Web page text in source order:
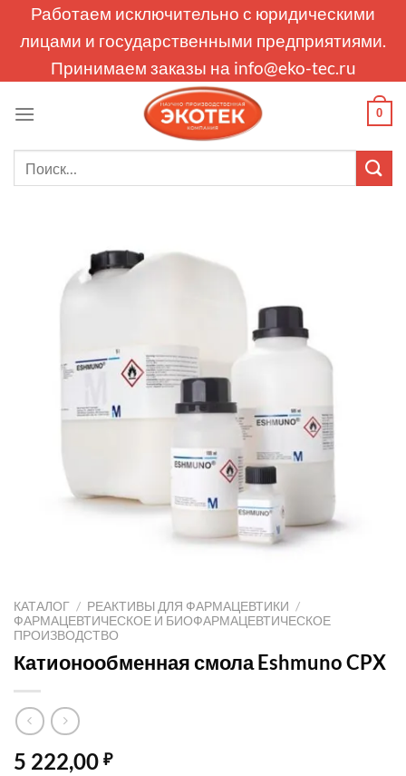
Работаем исключительно с юридическими
лицами и государственными предприятиями.
Принимаем заказы на info@eko-tec.ru
0
КАТАЛОГ / РЕАКТИВЫ ДЛЯ ФАРМАЦЕВТИКИ /
ФАРМАЦЕВТИЧЕСКОЕ И БИОФАРМАЦЕВТИЧЕСКОЕ
ПРОИЗВОДСТВО
Катионообменная смола Eshmuno CPX
5 222,00 ₽